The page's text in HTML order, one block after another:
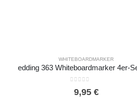
WHITEBOARDMARKER
9,95 €